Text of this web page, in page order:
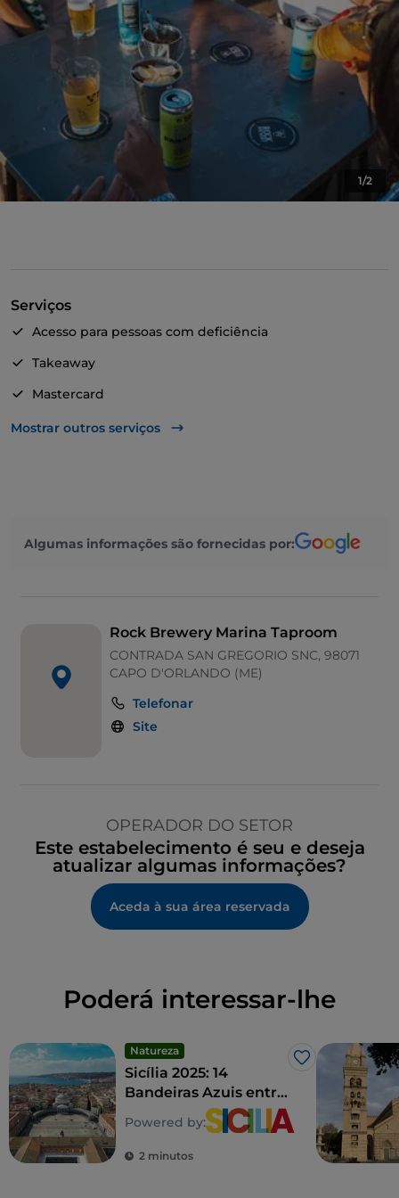
1/2
Serviços
Acesso para pessoas com deficiência
Takeaway
Mastercard
Multibanco
Mostrar outros serviços
Algumas informações são fornecidas por:
Rock Brewery Marina Taproom
CONTRADA SAN GREGORIO SNC, 98071
CAPO D'ORLANDO (ME)
Telefonar
Site
OPERADOR DO SETOR
Este estabelecimento é seu e deseja
atualizar algumas informações?
Aceda à sua área reservada
Poderá interessar-lhe
Natureza
Gosto
Sicília 2025: 14
Bandeiras Azuis entre
praias e marinas
Powered by:
2 minutos